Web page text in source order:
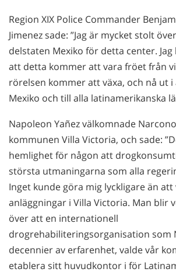
Region XIX Police Commander
Jimenez sade: ”Jag är mycket stolt
delstaten Mexiko för detta center.
att detta kommer att vara fröet från
rörelsen kommer att växa, och nå ut i
Mexiko och till alla latinamerikanska
Napoleon Yañez välkomnade
kommunen Villa Victoria, och sade:
hemlighet för någon att
största utmaningarna som alla
Inget kunde göra mig lyckligare än att
anläggningar i Villa Victoria. Man blir
över att en internationell
drogrehabiliteringsorganisation som
decennier av erfarenhet, valde vår
etablera sitt huvudkontor i för